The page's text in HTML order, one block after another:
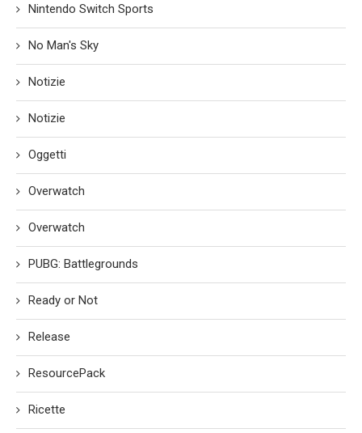
Nintendo Switch Sports
No Man's Sky
Notizie
Notizie
Oggetti
Overwatch
Overwatch
PUBG: Battlegrounds
Ready or Not
Release
ResourcePack
Ricette